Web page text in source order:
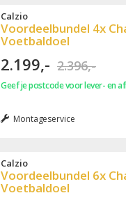
Calzio
Voordeelbundel 4x
Voetbaldoel
2.199,- 2.396,-
Geef je postcode voor lever- en
Montageservice
Calzio
Voordeelbundel 6x
Voetbaldoel